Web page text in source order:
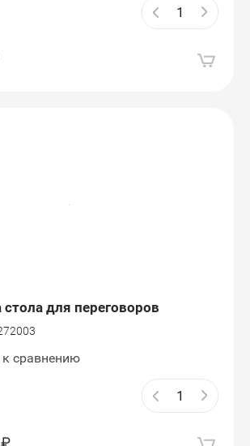
для переговоров
сравнению